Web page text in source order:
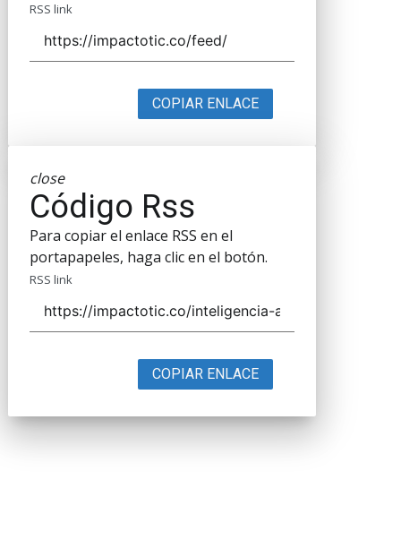
RSS link
COPIAR ENLACE
close
Código Rss
Para copiar el enlace RSS en el
portapapeles, haga clic en el botón.
RSS link
COPIAR ENLACE